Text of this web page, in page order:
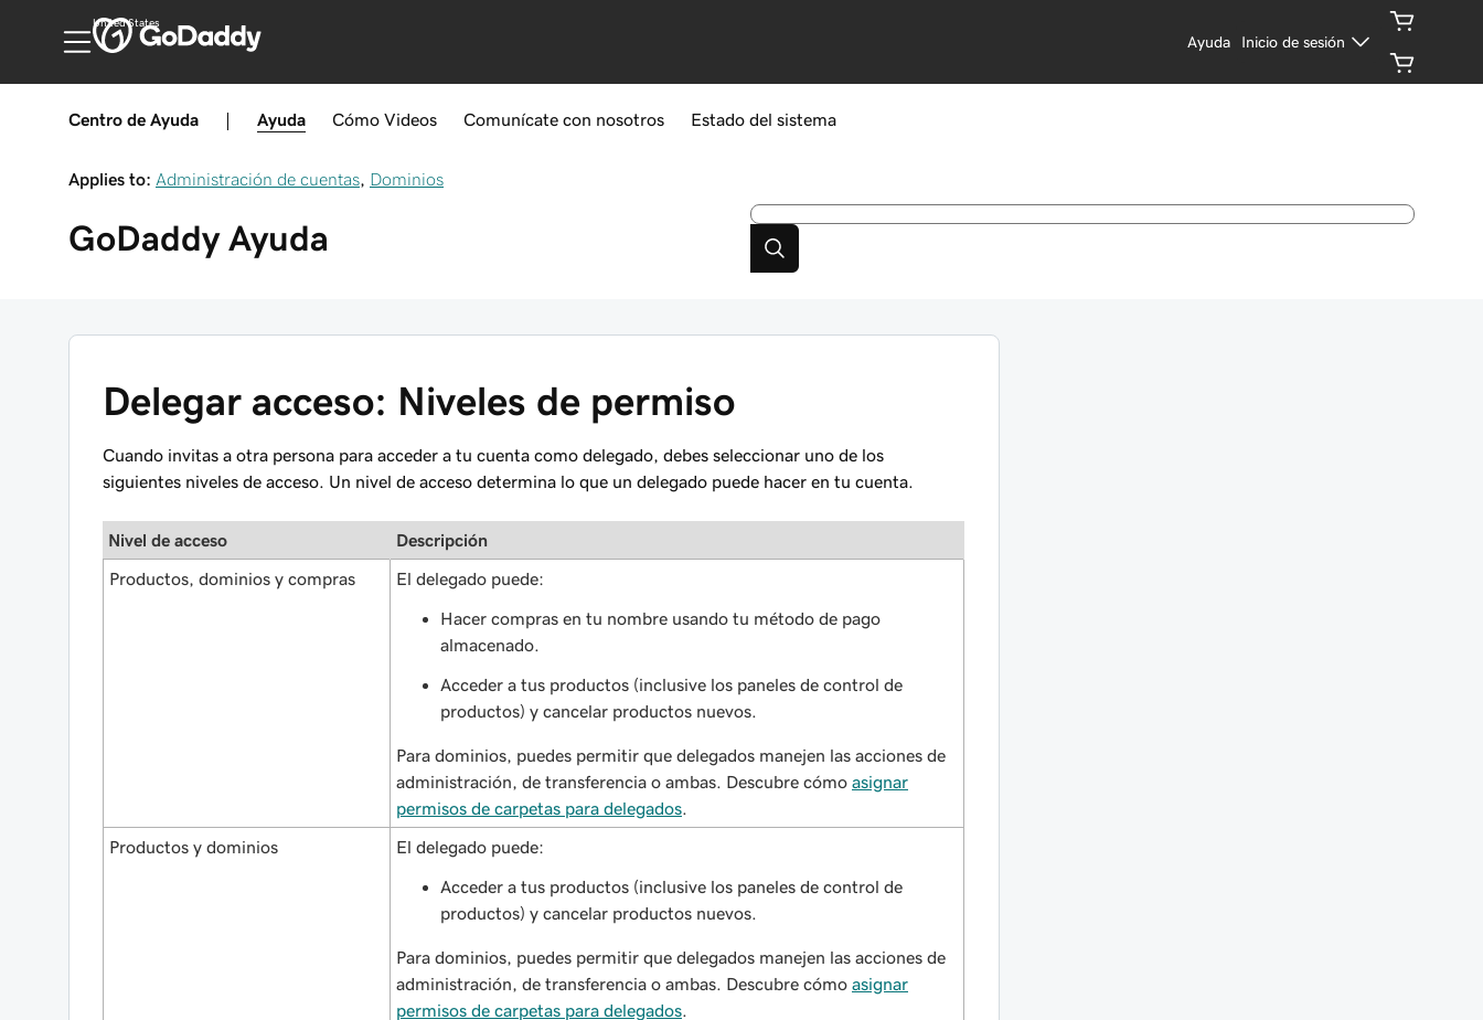
United States
Ayuda Inicio de sesión
Centro de Ayuda Ayuda Cómo Videos Comunícate con nosotros Estado del sistema
Applies to: Administración de cuentas Dominios
GoDaddy Ayuda
Delegar acceso: Niveles de permiso
Cuando invitas a otra persona para acceder a tu cuenta como delegado, debes seleccionar uno de los
siguientes niveles de acceso. Un nivel de acceso determina lo que un delegado puede hacer en tu cuenta.
Nivel de acceso Descripción
Productos, dominios y compras El delegado puede:
Hacer compras en tu nombre usando tu método de pago
almacenado.
Acceder a tus productos (inclusive los paneles de control de
productos) y cancelar productos nuevos.
Para dominios, puedes permitir que delegados manejen las acciones de
administración, de transferencia o ambas. Descubre cómo asignar
permisos de carpetas para delegados
Productos y dominios El delegado puede:
Acceder a tus productos (inclusive los paneles de control de
productos) y cancelar productos nuevos.
Para dominios, puedes permitir que delegados manejen las acciones de
administración, de transferencia o ambas. Descubre cómo asignar
permisos de carpetas para delegados